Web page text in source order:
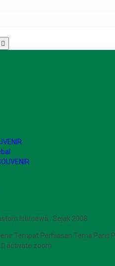
Istimewa , Sejak 2008 .
Tempat Perhiasan Tema Paris
activate zoom